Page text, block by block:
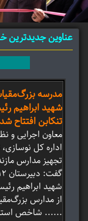
عناوین جدیدترین
مدرسه
شهید ابراهیم
تنکابن افتتاح شد
معاون اجرایی و
اداره کل
تجهیز مدارس
شهید ابراهیم
از مدارس
شاخص استان است ......